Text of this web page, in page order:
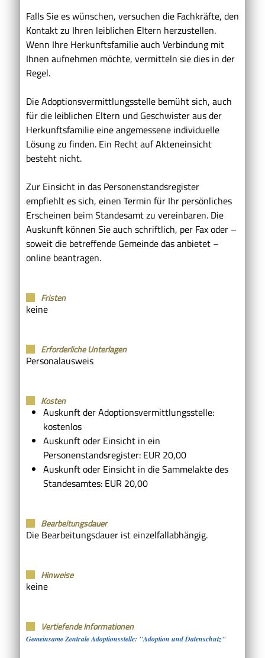
Falls Sie es wünschen, versuchen die Fachkräfte, den
Kontakt zu Ihren leiblichen Eltern herzustellen.
Wenn Ihre Herkunftsfamilie auch Verbindung mit
Ihnen aufnehmen möchte, vermitteln sie dies in der
Regel.
Die Adoptionsvermittlungsstelle bemüht sich, auch
für die leiblichen Eltern und Geschwister aus der
Herkunftsfamilie eine angemessene individuelle
Lösung zu finden. Ein Recht auf Akteneinsicht
besteht nicht.
Zur Einsicht in das Personenstandsregister
empfiehlt es sich, einen Termin für Ihr persönliches
Erscheinen beim Standesamt zu vereinbaren. Die
Auskunft können Sie auch schriftlich, per Fax oder –
soweit die betreffende Gemeinde das anbietet –
online beantragen.
Fristen
keine
Erforderliche Unterlagen
Personalausweis
Kosten
Auskunft der Adoptionsvermittlungsstelle:
kostenlos
Auskunft oder Einsicht in ein
Personenstandsregister: EUR 20,00
Auskunft oder Einsicht in die Sammelakte des
Standesamtes: EUR 20,00
Bearbeitungsdauer
Die Bearbeitungsdauer ist einzelfallabhängig.
Hinweise
keine
Vertiefende Informationen
Gemeinsame Zentrale Adoptionsstelle: "Adoption und Datenschutz"